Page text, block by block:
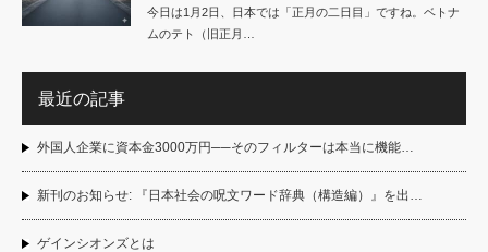
今日は1月2日、日本では「正月の二日目」ですね。ベトナ
ムのテト（旧正月…
最近の記事
外国人企業に資本金3000万円──そのフィルターは本当に機能…
新刊のお知らせ: 『日本社会の呪文ワード辞典（構造編）』を出…
ゲインシオンズとは